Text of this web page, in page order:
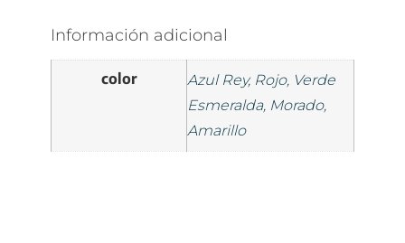
Información adicional
color
Azul Rey, Rojo, Verde
Esmeralda, Morado,
Amarillo